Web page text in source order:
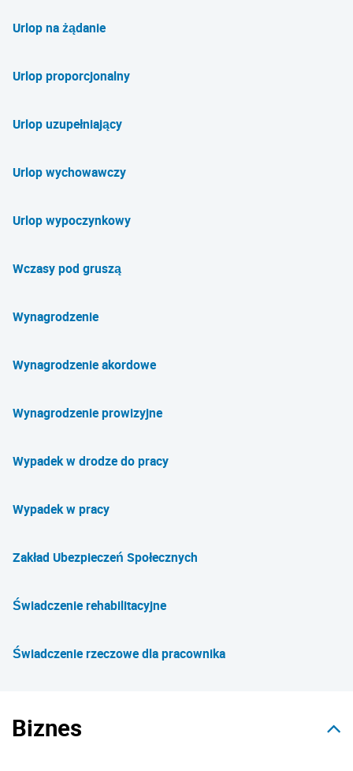
Urlop na żądanie
Urlop proporcjonalny
Urlop uzupełniający
Urlop wychowawczy
Urlop wypoczynkowy
Wczasy pod gruszą
Wynagrodzenie
Wynagrodzenie akordowe
Wynagrodzenie prowizyjne
Wypadek w drodze do pracy
Wypadek w pracy
Zakład Ubezpieczeń Społecznych
Świadczenie rehabilitacyjne
Świadczenie rzeczowe dla pracownika
Biznes